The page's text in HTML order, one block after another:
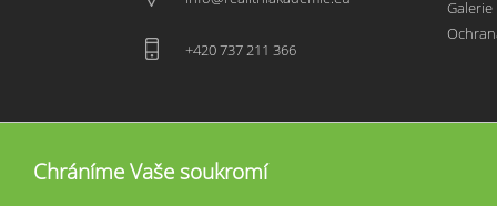
+420 737 211 366
Galerie
Chráníme Vaše soukromí